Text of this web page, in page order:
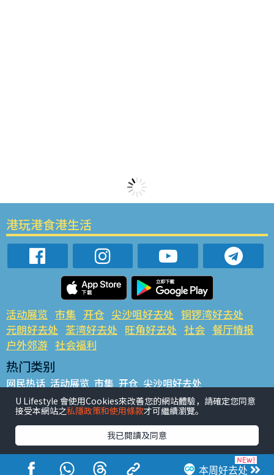
本周好去处
港玩港食港生活
活动展览 市集 开仓 尖沙咀好去处 铜锣湾好去处
元朗好去处 荃湾好去处 旺角好去处 社会 餐厅情报
户外郊游 社会福利
热门类别
网民热话 活动展览 市集 开仓 尖沙咀好去处
铜锣湾好去处 元朗好去处 荃湾好去处 旺角好去处 社会
餐厅情报 户外郊游
热门标签
#UGO揾好去处 #人气活动推介 #美食社群热话
#亲子玩乐好去处
#ULifestyle应用程式
#限时抢
U Lifestyle 會使用Cookies來改善您的網站體驗，請確定您同意
接受本網站之私隱政策和使用條款才可繼續瀏覽。
我已閱讀及同意